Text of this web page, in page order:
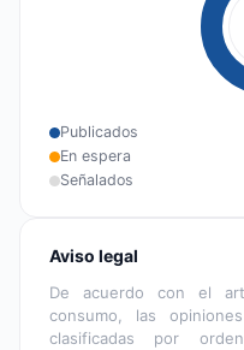
Publicados
En espera
Señalados
Aviso legal
De acuerdo con el
consumo, las
clasificadas por